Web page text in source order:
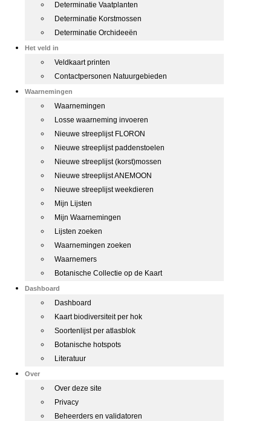
Determinatie Vaatplanten
Determinatie Korstmossen
Determinatie Orchideeën
Het veld in
Veldkaart printen
Contactpersonen Natuurgebieden
Waarnemingen
Waarnemingen
Losse waarneming invoeren
Nieuwe streeplijst FLORON
Nieuwe streeplijst paddenstoelen
Nieuwe streeplijst (korst)mossen
Nieuwe streeplijst ANEMOON
Nieuwe streeplijst weekdieren
Mijn Lijsten
Mijn Waarnemingen
Lijsten zoeken
Waarnemingen zoeken
Waarnemers
Botanische Collectie op de Kaart
Dashboard
Dashboard
Kaart biodiversiteit per hok
Soortenlijst per atlasblok
Botanische hotspots
Literatuur
Over
Over deze site
Privacy
Beheerders en validatoren